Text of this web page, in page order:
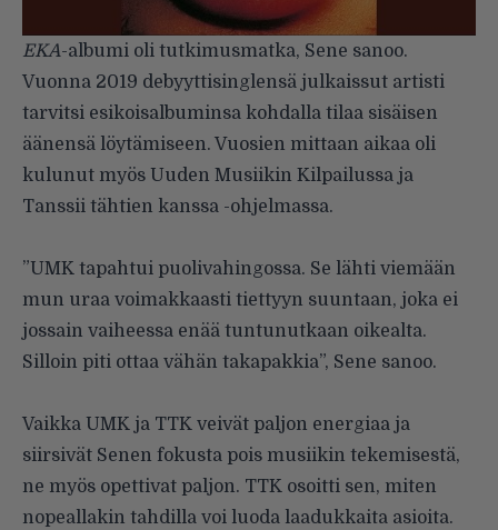
EKA-albumi oli tutkimusmatka, Sene sanoo.
Vuonna 2019 debyyttisinglensä julkaissut artisti
tarvitsi esikoisalbuminsa kohdalla tilaa sisäisen
äänensä löytämiseen. Vuosien mittaan aikaa oli
kulunut myös Uuden Musiikin Kilpailussa ja
Tanssii tähtien kanssa -ohjelmassa.
”UMK tapahtui puolivahingossa. Se lähti viemään
mun uraa voimakkaasti tiettyyn suuntaan, joka ei
jossain vaiheessa enää tuntunutkaan oikealta.
Silloin piti ottaa vähän takapakkia”, Sene sanoo.
Vaikka UMK ja TTK veivät paljon energiaa ja
siirsivät Senen fokusta pois musiikin tekemisestä,
ne myös opettivat paljon. TTK osoitti sen, miten
nopeallakin tahdilla voi luoda laadukkaita asioita.